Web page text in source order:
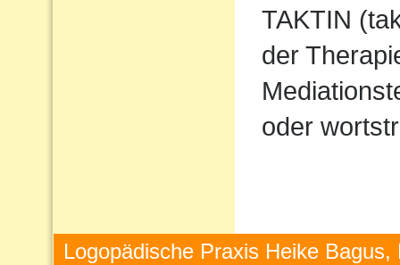
TAKTIN
der
oder
Logopädische Praxis Heike